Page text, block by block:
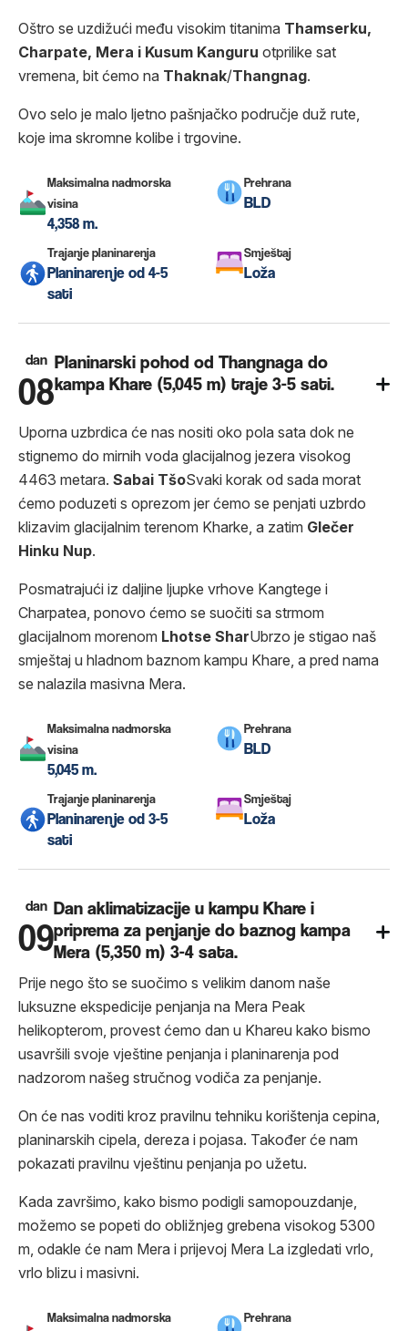
Oštro se uzdižući među visokim titanima Thamserku,
Charpate, Mera i Kusum Kanguru otprilike sat
vremena, bit ćemo na Thaknak/Thangnag.
Ovo selo je malo ljetno pašnjačko područje duž rute,
koje ima skromne kolibe i trgovine.
Maksimalna nadmorska
visina
4,358 m.
Prehrana
BLD
Trajanje planinarenja
Planinarenje od 4-5
sati
Smještaj
Loža
dan
08
Planinarski pohod od Thangnaga do
kampa Khare (5,045 m) traje 3-5 sati.
Uporna uzbrdica će nas nositi oko pola sata dok ne
stignemo do mirnih voda glacijalnog jezera visokog
4463 metara. Sabai TšoSvaki korak od sada morat
ćemo poduzeti s oprezom jer ćemo se penjati uzbrdo
klizavim glacijalnim terenom Kharke, a zatim Glečer
Hinku Nup.
Posmatrajući iz daljine ljupke vrhove Kangtege i
Charpatea, ponovo ćemo se suočiti sa strmom
glacijalnom morenom Lhotse SharUbrzo je stigao naš
smještaj u hladnom baznom kampu Khare, a pred nama
se nalazila masivna Mera.
Maksimalna nadmorska
visina
5,045 m.
Prehrana
BLD
Trajanje planinarenja
Planinarenje od 3-5
sati
Smještaj
Loža
dan
09
Dan aklimatizacije u kampu Khare i
priprema za penjanje do baznog kampa
Mera (5,350 m) 3-4 sata.
Prije nego što se suočimo s velikim danom naše
luksuzne ekspedicije penjanja na Mera Peak
helikopterom, provest ćemo dan u Khareu kako bismo
usavršili svoje vještine penjanja i planinarenja pod
nadzorom našeg stručnog vodiča za penjanje.
On će nas voditi kroz pravilnu tehniku ​​korištenja cepina,
planinarskih cipela, dereza i pojasa. Također će nam
pokazati pravilnu vještinu penjanja po užetu.
Kada završimo, kako bismo podigli samopouzdanje,
možemo se popeti do obližnjeg grebena visokog 5300
m, odakle će nam Mera i prijevoj Mera La izgledati vrlo,
vrlo blizu i masivni.
Maksimalna nadmorska
Prehrana